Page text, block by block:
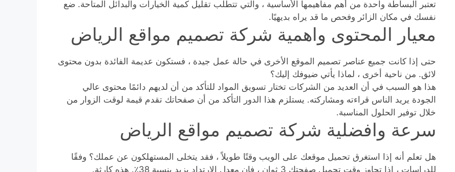
تعتبر البساطة واحدة من أهم مفاهيمها الأساسية ، والتي تتطلب تقليل كمية الخيارات والبدائل المتاحة. ضع
نفسك في مكان الزائر وفحص ما قد يراه بديهيًا.
معيار المحتوى واهمية شركة تصميم مواقع الرياض
حتى إذا كانت جميع عناصر تصميم الموقع الأخرى في حالة عمل جيدة ، فستكون عديمة الفائدة بدون محتوى
لائق. من ناحية أخرى ، لماذا يأتي ضيوفك إليك؟
هذا هو السبب في أن العديد من الشركات تختار تسويق المواد للتأكد من أن لديهم دائمًا محتوى عالي
الجودة يريد الناس قراءته ومشاركته. يستلزم هذا الدور التأكد من أن صفحاتك تقدم قيمة لوقت الزوار من
خلال توفير الحلول المناسبة.
سرعة وافضلية شركة تصميم مواقع الرياض
هل تعلم أنه إذا استغرق تحميل موقعك على الويب وقتًا طويلاً ، فقد يتخلى المستهلكون عن عملك؟ وفقًا
للدراسات ، إذا تجاوز وقت تحميل صفحتك 3 ثوانٍ ، فإن معدل الارتداد يزيد بنسبة 38٪. هذه كارثة.